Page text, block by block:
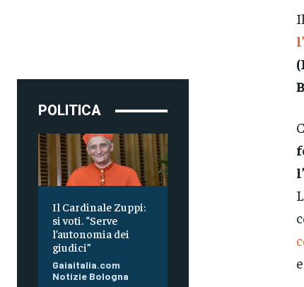
POLITICA
Il Cardinale Zuppi:
si voti. “Serve
l’autonomia dei
giudici”
Gaiaitalia.com
Notizie Bologna
Il